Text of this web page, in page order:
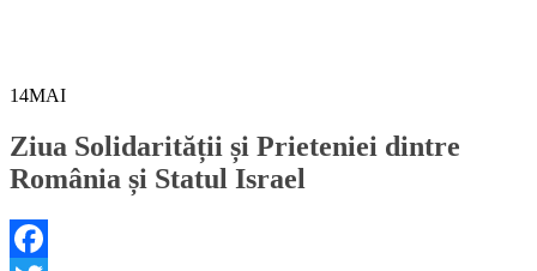
14MAI
Ziua Solidarității și Prieteniei dintre
România și Statul Israel